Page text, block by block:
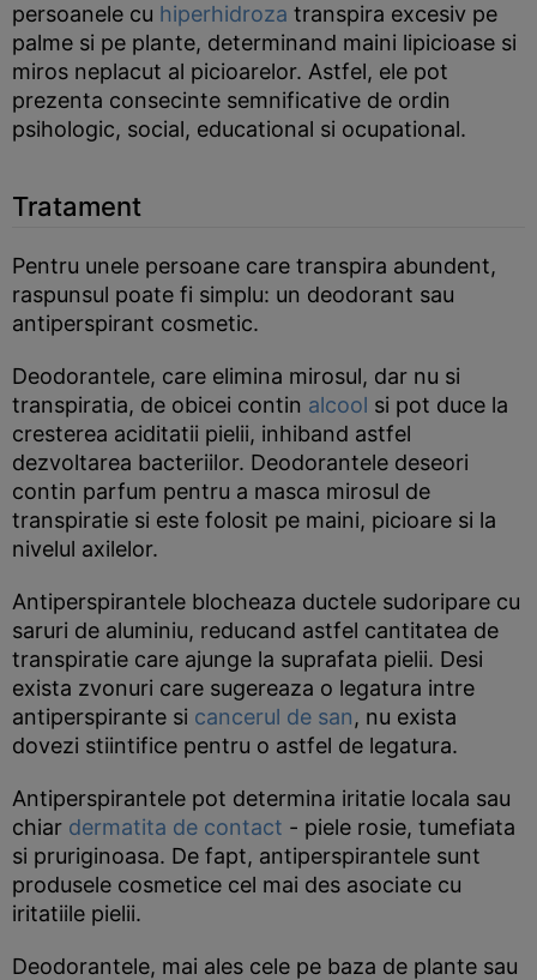
persoanele cu hiperhidroza transpira excesiv pe
palme si pe plante, determinand maini lipicioase si
miros neplacut al picioarelor. Astfel, ele pot
prezenta consecinte semnificative de ordin
psihologic, social, educational si ocupational.
Tratament
Pentru unele persoane care transpira abundent,
raspunsul poate fi simplu: un deodorant sau
antiperspirant cosmetic.
Deodorantele, care elimina mirosul, dar nu si
transpiratia, de obicei contin alcool si pot duce la
cresterea aciditatii pielii, inhiband astfel
dezvoltarea bacteriilor. Deodorantele deseori
contin parfum pentru a masca mirosul de
transpiratie si este folosit pe maini, picioare si la
nivelul axilelor.
Antiperspirantele blocheaza ductele sudoripare cu
saruri de aluminiu, reducand astfel cantitatea de
transpiratie care ajunge la suprafata pielii. Desi
exista zvonuri care sugereaza o legatura intre
antiperspirante si cancerul de san, nu exista
dovezi stiintifice pentru o astfel de legatura.
Antiperspirantele pot determina iritatie locala sau
chiar dermatita de contact - piele rosie, tumefiata
si pruriginoasa. De fapt, antiperspirantele sunt
produsele cosmetice cel mai des asociate cu
iritatiile pielii.
Deodorantele, mai ales cele pe baza de plante sau